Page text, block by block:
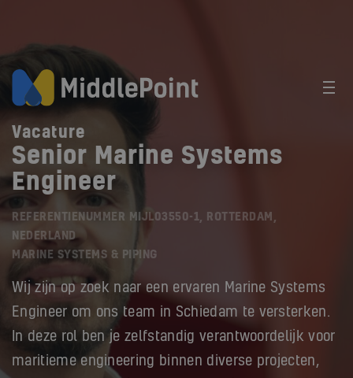
Vacature
Senior Marine Systems
Engineer
REFERENTIENUMMER MIJL03550-1, ROTTERDAM,
NEDERLAND
MARINE SYSTEMS & PIPING
Wij zijn op zoek naar een ervaren Marine Systems
Engineer om ons team in Schiedam te versterken.
In deze rol ben je zelfstandig verantwoordelijk voor
maritieme engineering binnen diverse projecten,